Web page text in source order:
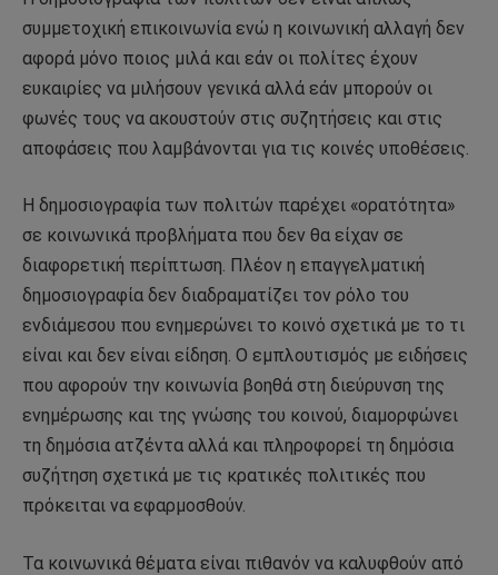
συμμετοχική επικοινωνία ενώ η κοινωνική αλλαγή δεν
αφορά μόνο ποιος μιλά και εάν οι πολίτες έχουν
ευκαιρίες να μιλήσουν γενικά αλλά εάν μπορούν οι
φωνές τους να ακουστούν στις συζητήσεις και στις
αποφάσεις που λαμβάνονται για τις κοινές υποθέσεις.
Η δημοσιογραφία των πολιτών παρέχει «ορατότητα»
σε κοινωνικά προβλήματα που δεν θα είχαν σε
διαφορετική περίπτωση. Πλέον η επαγγελματική
δημοσιογραφία δεν διαδραματίζει τον ρόλο του
ενδιάμεσου που ενημερώνει το κοινό σχετικά με το τι
είναι και δεν είναι είδηση. Ο εμπλουτισμός με ειδήσεις
που αφορούν την κοινωνία βοηθά στη διεύρυνση της
ενημέρωσης και της γνώσης του κοινού, διαμορφώνει
τη δημόσια ατζέντα αλλά και πληροφορεί τη δημόσια
συζήτηση σχετικά με τις κρατικές πολιτικές που
πρόκειται να εφαρμοσθούν.
Τα κοινωνικά θέματα είναι πιθανόν να καλυφθούν από